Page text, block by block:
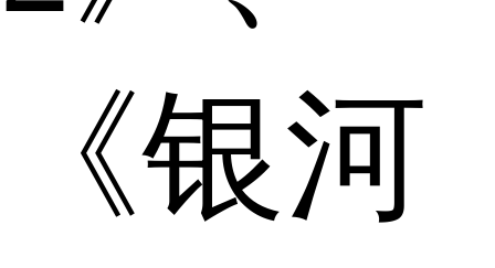
《银河